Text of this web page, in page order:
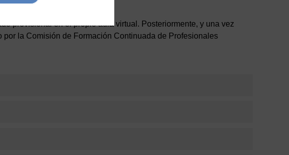
provisional en el propio aula virtual. Posteriormente, y una vez
la Comisión de Formación Continuada de Profesionales